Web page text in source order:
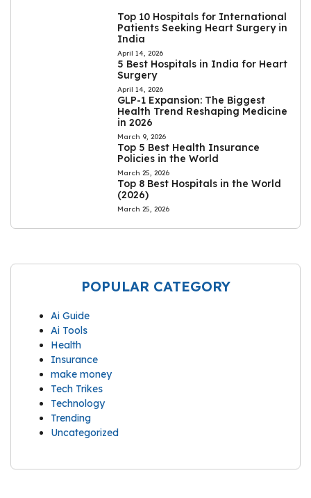
Top 10 Hospitals for International
Patients Seeking Heart Surgery in
India
April 14, 2026
5 Best Hospitals in India for Heart
Surgery
April 14, 2026
GLP-1 Expansion: The Biggest
Health Trend Reshaping Medicine
in 2026
March 9, 2026
Top 5 Best Health Insurance
Policies in the World
March 25, 2026
Top 8 Best Hospitals in the World
(2026)
March 25, 2026
POPULAR CATEGORY
Ai Guide
Ai Tools
Health
Insurance
make money
Tech Trikes
Technology
Trending
Uncategorized